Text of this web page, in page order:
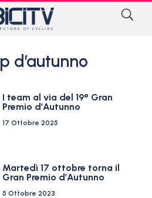
d’autunno
I team al via del 19° Gran
Premio d’Autunno
17 Ottobre 2025
Martedì 17 ottobre torna il
Gran Premio d’Autunno
5 Ottobre 2023